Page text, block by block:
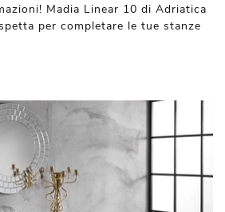
Madia Linear 10 di Adriatica
per completare le tue stanze